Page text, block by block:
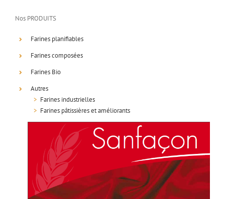
Nos PRODUITS
Farines planifiables
Farines composées
Farines Bio
Autres
> Farines industrielles
> Farines pâtissières et améliorants